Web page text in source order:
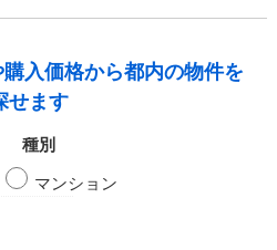
入価格から都内の物件を
せます
種別
マンション